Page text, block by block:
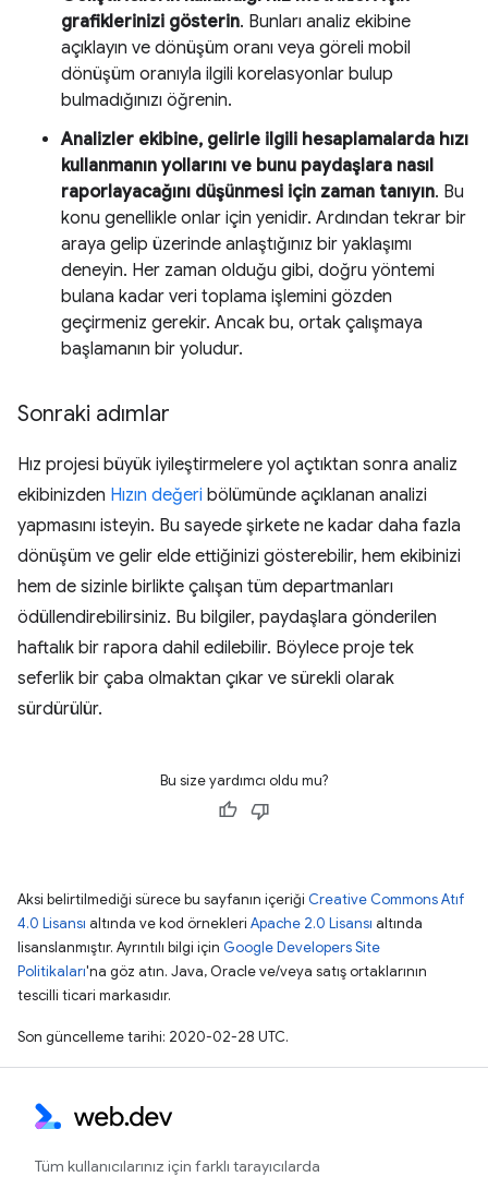
grafiklerinizi gösterin. Bunları analiz ekibine
açıklayın ve dönüşüm oranı veya göreli mobil
dönüşüm oranıyla ilgili korelasyonlar bulup
bulmadığınızı öğrenin.
Analizler ekibine, gelirle ilgili hesaplamalarda hızı
kullanmanın yollarını ve bunu paydaşlara nasıl
raporlayacağını düşünmesi için zaman tanıyın. Bu
konu genellikle onlar için yenidir. Ardından tekrar bir
araya gelip üzerinde anlaştığınız bir yaklaşımı
deneyin. Her zaman olduğu gibi, doğru yöntemi
bulana kadar veri toplama işlemini gözden
geçirmeniz gerekir. Ancak bu, ortak çalışmaya
başlamanın bir yoludur.
Sonraki adımlar
Hız projesi büyük iyileştirmelere yol açtıktan sonra analiz
ekibinizden Hızın değeri bölümünde açıklanan analizi
yapmasını isteyin. Bu sayede şirkete ne kadar daha fazla
dönüşüm ve gelir elde ettiğinizi gösterebilir, hem ekibinizi
hem de sizinle birlikte çalışan tüm departmanları
ödüllendirebilirsiniz. Bu bilgiler, paydaşlara gönderilen
haftalık bir rapora dahil edilebilir. Böylece proje tek
seferlik bir çaba olmaktan çıkar ve sürekli olarak
sürdürülür.
Bu size yardımcı oldu mu?
Aksi belirtilmediği sürece bu sayfanın içeriği Creative Commons Atıf
4.0 Lisansı altında ve kod örnekleri Apache 2.0 Lisansı altında
lisanslanmıştır. Ayrıntılı bilgi için Google Developers Site
Politikaları'na göz atın. Java, Oracle ve/veya satış ortaklarının
tescilli ticari markasıdır.
Son güncelleme tarihi: 2020-02-28 UTC.
Tüm kullanıcılarınız için farklı tarayıcılarda